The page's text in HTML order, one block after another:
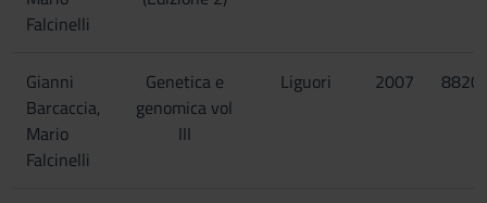
Falcinelli
Gianni
Barcaccia,
Mario
Falcinelli
Genetica e
genomica vol
III
Liguori 2007